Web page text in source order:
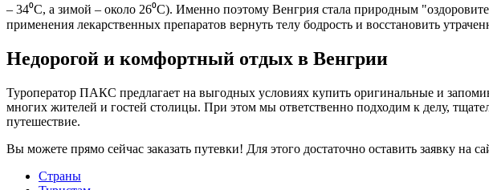
– 34⁰C, а зимой – около 26⁰C). Именно поэтому Венгрия стала природным
применения лекарственных препаратов вернуть телу бодрость и восстановить
Недорогой и комфортный отдых в Венгрии
Туроператор ПАКС предлагает на выгодных условиях купить оригинальные и
многих жителей и гостей столицы. При этом мы ответственно подходим к делу,
путешествие.
Вы можете прямо сейчас заказать путевки! Для этого достаточно оставить заявку
Cтраны